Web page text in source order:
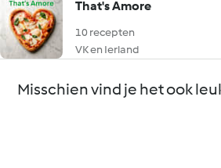
That's Amore
10 recepten
VK en Ierland
Misschien vind je het ook